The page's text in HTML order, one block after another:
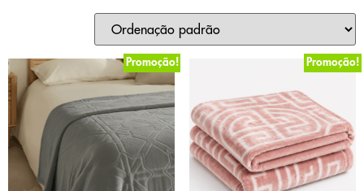
Promoção! Promoção!